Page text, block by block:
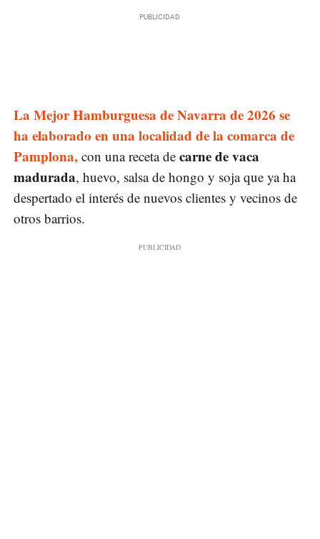
La Mejor Hamburguesa de Navarra de 2026 se
ha elaborado en una localidad de la comarca de
Pamplona, con una receta de carne de vaca
madurada, huevo, salsa de hongo y soja que ya ha
despertado el interés de nuevos clientes y vecinos de
otros barrios.